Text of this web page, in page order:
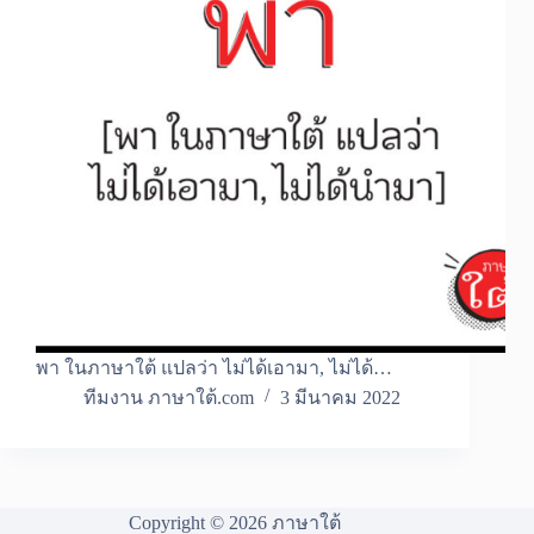
พา ในภาษาใต้ แปลว่า ไม่ได้เอามา, ไม่ได้…
ทีมงาน ภาษาใต้.com
3 มีนาคม 2022
Copyright © 2026 ภาษาใต้